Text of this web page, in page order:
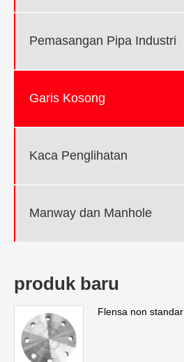
Pemasangan Pipa Industri
Garis Kosong
Kaca Penglihatan
Manway dan Manhole
produk baru
Flensa non standar